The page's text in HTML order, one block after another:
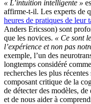
« L’intuition intelligente »
affirme-t-il. Les experts de
heures de pratiques de leur
Anders Ericsson) sont
que les novices. « Ce sont
l’expérience et non pas
exemple, l’un des
longtemps considéré
recherches les plus
composant critique de la
de détecter des modèles,
et de nous aider à